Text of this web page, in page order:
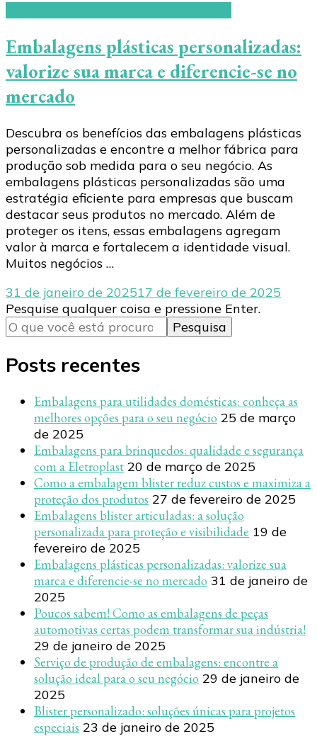
Embalagens plásticas personalizadas:
valorize sua marca e diferencie-se no
mercado
Descubra os benefícios das embalagens plásticas
personalizadas e encontre a melhor fábrica para
produção sob medida para o seu negócio. As
embalagens plásticas personalizadas são uma
estratégia eficiente para empresas que buscam
destacar seus produtos no mercado. Além de
proteger os itens, essas embalagens agregam
valor à marca e fortalecem a identidade visual.
Muitos negócios …
31 de janeiro de 202517 de fevereiro de 2025
Procurando
algo?
Pesquise qualquer coisa e pressione Enter.
Posts recentes
Embalagens para utilidades domésticas: conheça as
melhores opções para o seu negócio 25 de março
de 2025
Embalagens para brinquedos: qualidade e segurança
com a Eletroplast 20 de março de 2025
Como a embalagem blister reduz custos e maximiza a
proteção dos produtos 27 de fevereiro de 2025
Embalagens blister articuladas: a solução
personalizada para proteção e visibilidade 19 de
fevereiro de 2025
Embalagens plásticas personalizadas: valorize sua
marca e diferencie-se no mercado 31 de janeiro de
2025
Poucos sabem! Como as embalagens de peças
automotivas certas podem transformar sua indústria!
29 de janeiro de 2025
Serviço de produção de embalagens: encontre a
solução ideal para o seu negócio 29 de janeiro de
2025
Blister personalizado: soluções únicas para projetos
especiais 23 de janeiro de 2025